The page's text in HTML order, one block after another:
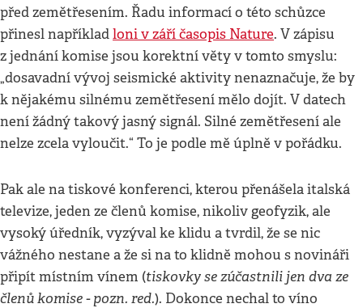
před zemětřesením. Řadu informací o této schůzce
přinesl napříkladloni v září časopis Nature. V zápisu
z jednání komise jsou korektní věty v tomto smyslu:
„dosavadní vývoj seismické aktivity nenaznačuje, že by
k nějakému silnému zemětřesení mělo dojít. V datech
není žádný takový jasný signál. Silné zemětřesení ale
nelze zcela vyloučit.“ To je podle mě úplně v pořádku.
Pak ale na tiskové konferenci, kterou přenášela italská
televize, jeden ze členů komise, nikoliv geofyzik, ale
vysoký úředník, vyzýval ke klidu a tvrdil, že se nic
vážného nestane a že si na to klidně mohou s novináři
připít místním vínem (tiskovky se zúčastnili jen dva ze
členů komise - pozn. red.). Dokonce nechal to víno